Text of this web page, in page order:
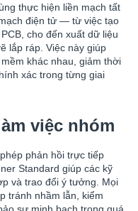
thực hiện liền mạch tất
điện tử — từ việc tạo
cho đến xuất dữ liệu
lắp ráp. Việc này giúp
khác nhau, giảm thời
xác trong từng giai
việc nhóm
phản hồi trực tiếp
Standard giúp các kỹ
và trao đổi ý tưởng. Mọi
tránh nhầm lẫn, kiểm
sự minh bạch trong quá